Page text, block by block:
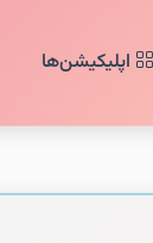
اپلیکیشن‌ها